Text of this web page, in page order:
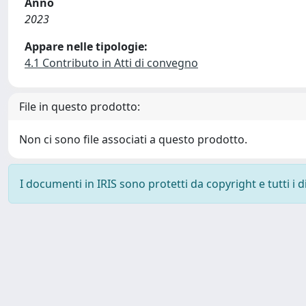
2023
Appare nelle tipologie:
4.1 Contributo in Atti di convegno
File in questo prodotto:
Non ci sono file associati a questo prodotto.
I documenti in IRIS sono protetti da copyright e tutti i